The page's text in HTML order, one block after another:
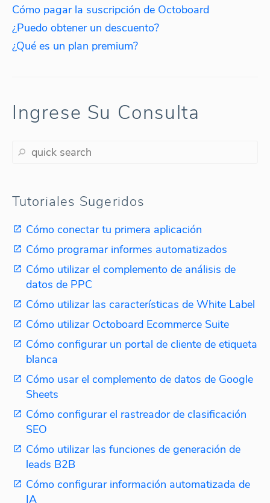
Cómo pagar la suscripción de Octoboard
¿Puedo obtener un descuento?
¿Qué es un plan premium?
Ingrese Su Consulta
Tutoriales Sugeridos
Cómo conectar tu primera aplicación
Cómo programar informes automatizados
Cómo utilizar el complemento de análisis de
datos de PPC
Cómo utilizar las características de White Label
Cómo utilizar Octoboard Ecommerce Suite
Cómo configurar un portal de cliente de etiqueta
blanca
Cómo usar el complemento de datos de Google
Sheets
Cómo configurar el rastreador de clasificación
SEO
Cómo utilizar las funciones de generación de
leads B2B
Cómo configurar información automatizada de
IA